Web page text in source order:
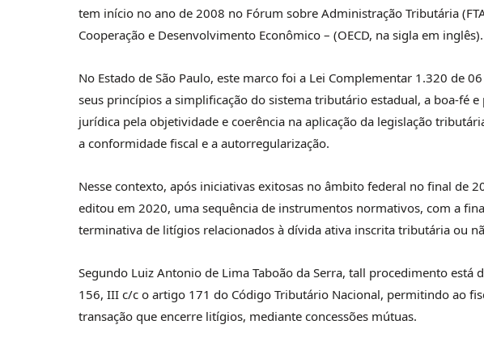
tem início no ano de 2008 no Fórum sobre Administração Tributária
Cooperação e Desenvolvimento Econômico – (OECD, na sigla em inglês).
No Estado de São Paulo, este marco foi a Lei Complementar 1.320 de
seus princípios a simplificação do sistema tributário estadual, a boa-fé
jurídica pela objetividade e coerência na aplicação da legislação
a conformidade fiscal e a autorregularização.
Nesse contexto, após iniciativas exitosas no âmbito federal no final de
editou em 2020, uma sequência de instrumentos normativos, com a
terminativa de litígios relacionados à dívida ativa inscrita tributária ou
Segundo Luiz Antonio de Lima Taboão da Serra, tall procedimento está
156, III c/c o artigo 171 do Código Tributário Nacional, permitindo ao
transação que encerre litígios, mediante concessões mútuas.